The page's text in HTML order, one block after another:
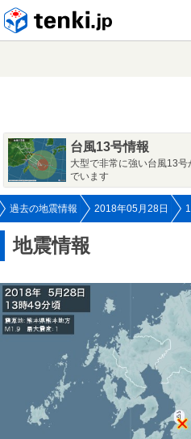
台風13号情報
大型で非常に強い台風13
でいます
過去の地震情報 2018年05月28日
地震情報